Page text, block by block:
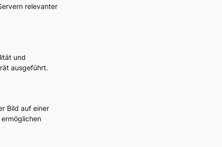
relevanter
und
ausgeführt.
Bild auf einer